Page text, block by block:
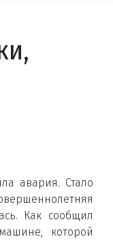
авария. Стало
Как сообщил
которой